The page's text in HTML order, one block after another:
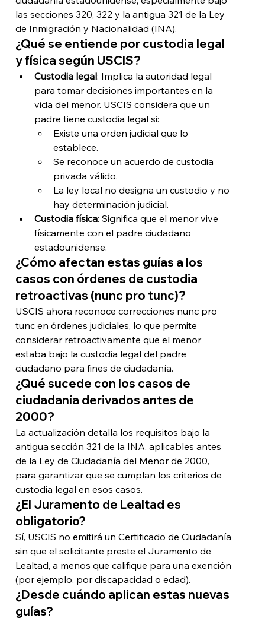
las secciones 320, 322 y la antigua 321 de la Ley
de Inmigración y Nacionalidad (INA).
¿Qué se entiende por custodia legal
y física según USCIS?
Custodia legal: Implica la autoridad legal
para tomar decisiones importantes en la
vida del menor. USCIS considera que un
padre tiene custodia legal si:
Existe una orden judicial que lo
establece.
Se reconoce un acuerdo de custodia
privada válido.
La ley local no designa un custodio y no
hay determinación judicial.
Custodia física: Significa que el menor vive
físicamente con el padre ciudadano
estadounidense.
¿Cómo afectan estas guías a los
casos con órdenes de custodia
retroactivas (nunc pro tunc)?
USCIS ahora reconoce correcciones nunc pro
tunc en órdenes judiciales, lo que permite
considerar retroactivamente que el menor
estaba bajo la custodia legal del padre
ciudadano para fines de ciudadanía.
¿Qué sucede con los casos de
ciudadanía derivados antes de
2000?
La actualización detalla los requisitos bajo la
antigua sección 321 de la INA, aplicables antes
de la Ley de Ciudadanía del Menor de 2000,
para garantizar que se cumplan los criterios de
custodia legal en esos casos.
¿El Juramento de Lealtad es
obligatorio?
Sí, USCIS no emitirá un Certificado de Ciudadanía
sin que el solicitante preste el Juramento de
Lealtad, a menos que califique para una exención
(por ejemplo, por discapacidad o edad).
¿Desde cuándo aplican estas nuevas
guías?